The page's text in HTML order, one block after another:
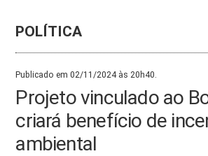
POLÍTICA
Publicado em 02/11/2024 às 20h40.
Projeto vinculado ao
criará benefício de
ambiental